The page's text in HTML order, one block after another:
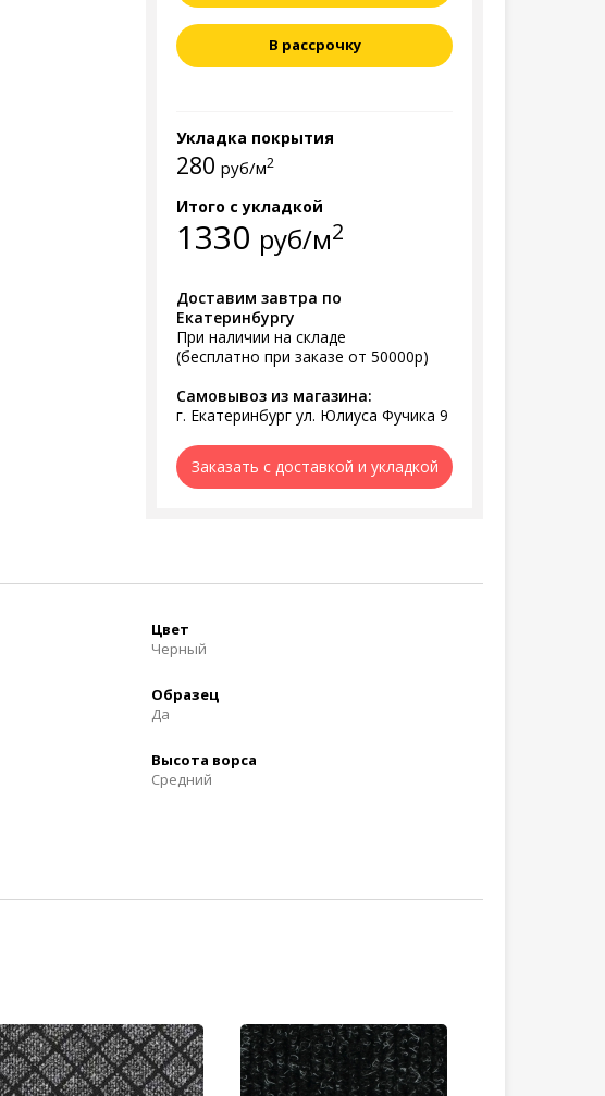
В рассрочку
Укладка покрытия
280 руб/м2
Итого с укладкой
1330 руб/м2
Доставим завтра по
Екатеринбургу
При наличии на складе
(бесплатно при заказе от 50000р)
Самовывоз из магазина:
г. Екатеринбург ул. Юлиуса Фучика 9
Заказать с доставкой и укладкой
Цвет
Черный
Образец
Да
Высота ворса
Средний